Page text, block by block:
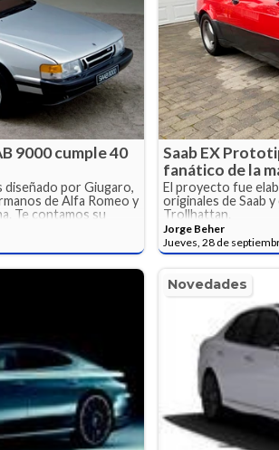
9000 cumple 40
diseñado por Giugaro,
de Alfa Romeo y
Te contamos su
Saab EX
fanático de la
El proyecto fue
originales de Saab
Trollhattan.
Jorge Beher
Jueves, 28 de
Novedades